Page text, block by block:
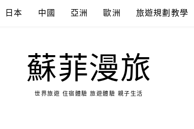
日本 中國 亞洲 歐洲 旅遊規劃教學
蘇菲漫旅
世界旅遊 住宿體驗 旅遊體驗 親子生活